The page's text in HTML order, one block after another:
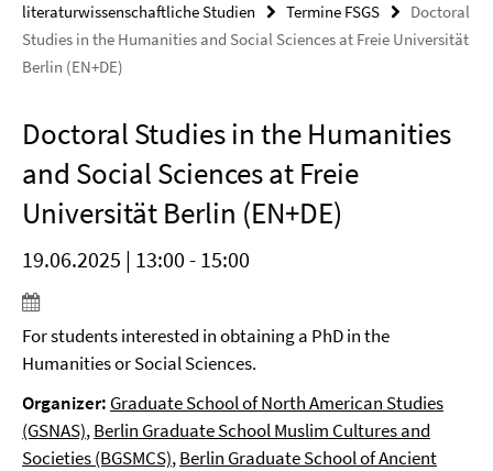
literaturwissenschaftliche Studien
Termine FSGS
Doctoral
Studies in the Humanities and Social Sciences at Freie Universität
Berlin (EN+DE)
Doctoral Studies in the Humanities
and Social Sciences at Freie
Universität Berlin (EN+DE)
19.06.2025 | 13:00 - 15:00
For students interested in obtaining a PhD in the
Humanities or Social Sciences.
Organizer: Graduate School of North American Studies
(GSNAS),Berlin Graduate School Muslim Cultures and
Societies (BGSMCS),Berlin Graduate School of Ancient